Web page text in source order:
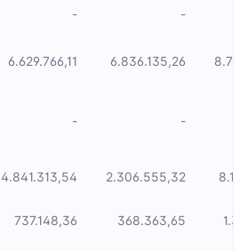
- -
6.629.766,11 6.836.135,26
- -
4.841.313,54 2.306.555,32
737.148,36 368.363,65